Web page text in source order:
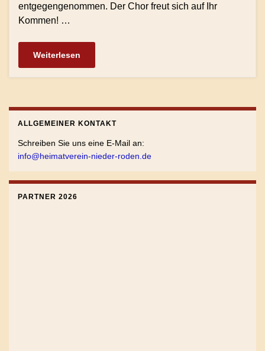
entgegengenommen. Der Chor freut sich auf Ihr
Kommen! …
Weiterlesen
ALLGEMEINER KONTAKT
Schreiben Sie uns eine E-Mail an:
info@heimatverein-nieder-roden.de
PARTNER 2026